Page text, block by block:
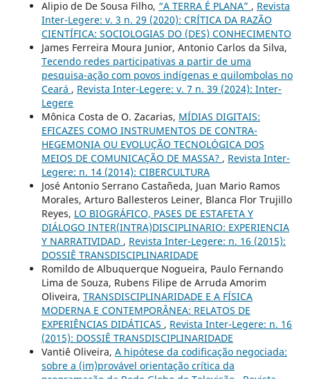
Alipio de De Sousa Filho, “A TERRA É PLANA” , Revista
Inter-Legere: v. 3 n. 29 (2020): CRÍTICA DA RAZÃO
CIENTÍFICA: SOCIOLOGIAS DO (DES) CONHECIMENTO
James Ferreira Moura Junior, Antonio Carlos da Silva,
Tecendo redes participativas a partir de uma
pesquisa-ação com povos indígenas e quilombolas no
Ceará , Revista Inter-Legere: v. 7 n. 39 (2024): Inter-
Legere
Mônica Costa de O. Zacarias, MÍDIAS DIGITAIS:
EFICAZES COMO INSTRUMENTOS DE CONTRA-
HEGEMONIA OU EVOLUÇÃO TECNOLÓGICA DOS
MEIOS DE COMUNICAÇÃO DE MASSA? , Revista Inter-
Legere: n. 14 (2014): CIBERCULTURA
José Antonio Serrano Castañeda, Juan Mario Ramos
Morales, Arturo Ballesteros Leiner, Blanca Flor Trujillo
Reyes, LO BIOGRÁFICO, PASES DE ESTAFETA Y
DIÁLOGO INTER(INTRA)DISCIPLINARIO: EXPERIENCIA
Y NARRATIVIDAD , Revista Inter-Legere: n. 16 (2015):
DOSSIÊ TRANSDISCIPLINARIDADE
Romildo de Albuquerque Nogueira, Paulo Fernando
Lima de Souza, Rubens Filipe de Arruda Amorim
Oliveira, TRANSDISCIPLINARIDADE E A FÍSICA
MODERNA E CONTEMPORÂNEA: RELATOS DE
EXPERIÊNCIAS DIDÁTICAS , Revista Inter-Legere: n. 16
(2015): DOSSIÊ TRANSDISCIPLINARIDADE
Vantiê Oliveira, A hipótese da codificação negociada:
sobre a (im)provável orientação crítica da